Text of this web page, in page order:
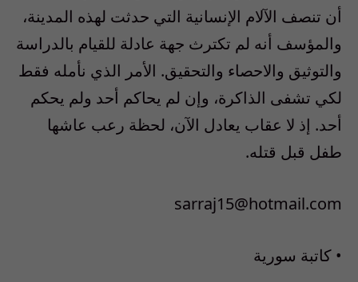
أن تنصف الآلام الإنسانية التي حدثت لهذه المدينة،
والمؤسف أنه لم تكترث جهة عادلة للقيام بالدراسة
والتوثيق والاحصاء والتحقيق. الأمر الذي نأمله فقط
لكي تشفى الذاكرة، وإن لم يحاكم أحد ولم يحكم
أحد. إذ لا عقاب يعادل الآن، لحظة رعب عاشها
طفل قبل قتله.
sarraj15@hotmail.com
• كاتبة سورية